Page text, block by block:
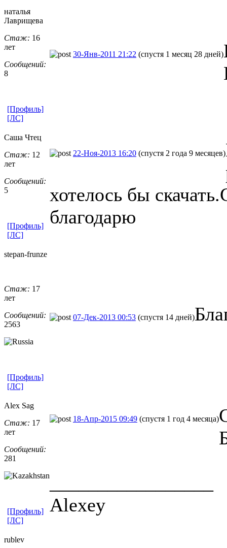
наталья
Лаврищева
Стаж: 16
лет
Сообщений:
8
30-Янв-2011 21:22 (спустя 1 месяц 28 дней)
[Профиль]
[ЛС]
Саша Чтец
Стаж: 12
лет
Сообщений:
5
22-Ноя-2013 16:20 (спустя 2 года 9 месяцев)
хотелось бы
благодарю
[Профиль]
[ЛС]
stepan-frunz​e
Стаж: 17
лет
Сообщений:
2563
07-Дек-2013 00:53 (спустя 14 дней)
[Профиль]
[ЛС]
Alex Sag
Стаж: 17
лет
Сообщений:
281
18-Апр-2015 09:49 (спустя 1 год 4 месяца)
Alexey
[Профиль]
[ЛС]
rublev